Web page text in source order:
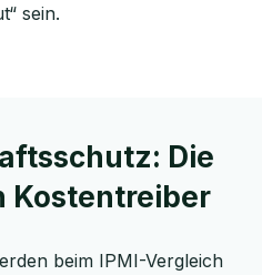
sein.
Die
Kostentreiber
beim IPMI-Vergleich